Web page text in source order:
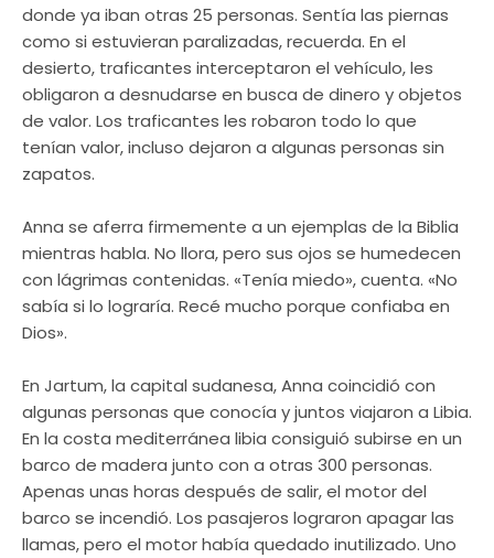
donde ya iban otras 25 personas. Sentía las piernas
como si estuvieran paralizadas, recuerda. En el
desierto, traficantes interceptaron el vehículo, les
obligaron a desnudarse en busca de dinero y objetos
de valor. Los traficantes les robaron todo lo que
tenían valor, incluso dejaron a algunas personas sin
zapatos.
Anna se aferra firmemente a un ejemplas de la Biblia
mientras habla. No llora, pero sus ojos se humedecen
con lágrimas contenidas. «Tenía miedo», cuenta. «No
sabía si lo lograría. Recé mucho porque confiaba en
Dios».
En Jartum, la capital sudanesa, Anna coincidió con
algunas personas que conocía y juntos viajaron a Libia.
En la costa mediterránea libia consiguió subirse en un
barco de madera junto con a otras 300 personas.
Apenas unas horas después de salir, el motor del
barco se incendió. Los pasajeros lograron apagar las
llamas, pero el motor había quedado inutilizado. Uno